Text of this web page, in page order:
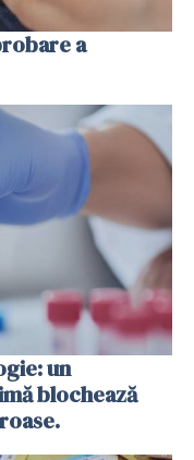
a
un
blochează